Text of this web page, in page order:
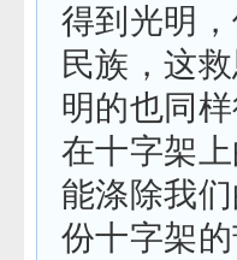
得到光明
民族，这
明的也同
在十字架
能涤除我
份十字架